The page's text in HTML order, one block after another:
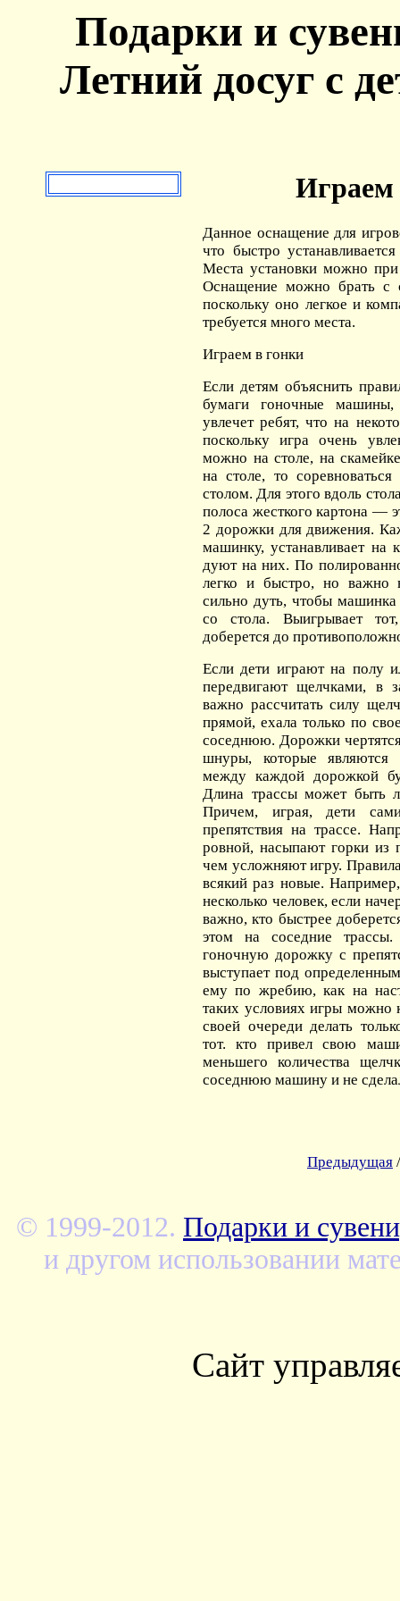
Подарки и
Летний досуг с
Играем
Данное оснащение для
что быстро
Места установки можно
Оснащение можно брать с
поскольку оно легкое и
требуется много места.
Играем в гонки
Если детям объяснить
бумаги гоночные машины,
увлечет ребят, что на
поскольку игра очень
можно на столе, на
на столе, то
столом. Для этого вдоль
полоса жесткого картона —
2 дорожки для движения.
машинку, устанавливает на
дуют на них. По
легко и быстро, но важно
сильно дуть, чтобы
со стола. Выигрывает
доберется до
Если дети играют на полу
передвигают щелчками, в
важно рассчитать силу
прямой, ехала только по
соседнюю. Дорожки
шнуры, которые являются
между каждой дорожкой
Длина трассы может
Причем, играя, дети
препятствия на трассе.
ровной, насыпают горки из
чем усложняют игру.
всякий раз новые.
несколько человек, если
важно, кто быстрее
этом на соседние
гоночную дорожку с
выступает под
ему по жребию, как на
таких условиях игры можно
своей очереди делать
тот. кто привел свою
меньшего количества
соседнюю машину и не
Предыдущая
© 1999-2012. Подарки и
и другом использовании
Сайт